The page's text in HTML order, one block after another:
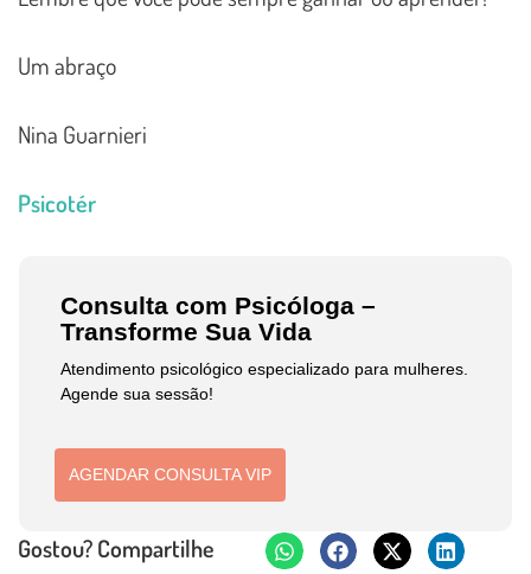
Um abraço
Nina Guarnieri
Psicotér
Consulta com Psicóloga –
Transforme Sua Vida
Atendimento psicológico especializado para mulheres.
Agende sua sessão!
AGENDAR CONSULTA VIP
Gostou? Compartilhe